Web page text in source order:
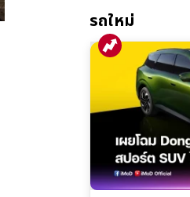
IntelliHouse และ
EverCORE โซลูชัน
ESS ครบวงจร
รถใหม่